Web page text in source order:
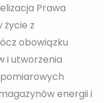
Prawa
życie z
obowiązku
i utworzenia
energii i